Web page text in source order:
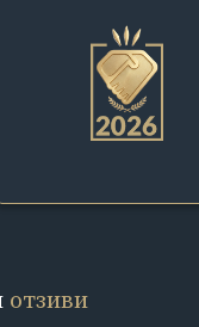
отзиви